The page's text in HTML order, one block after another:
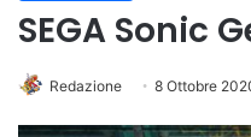
SEGA Sonic
Redazione 8 Ottobre